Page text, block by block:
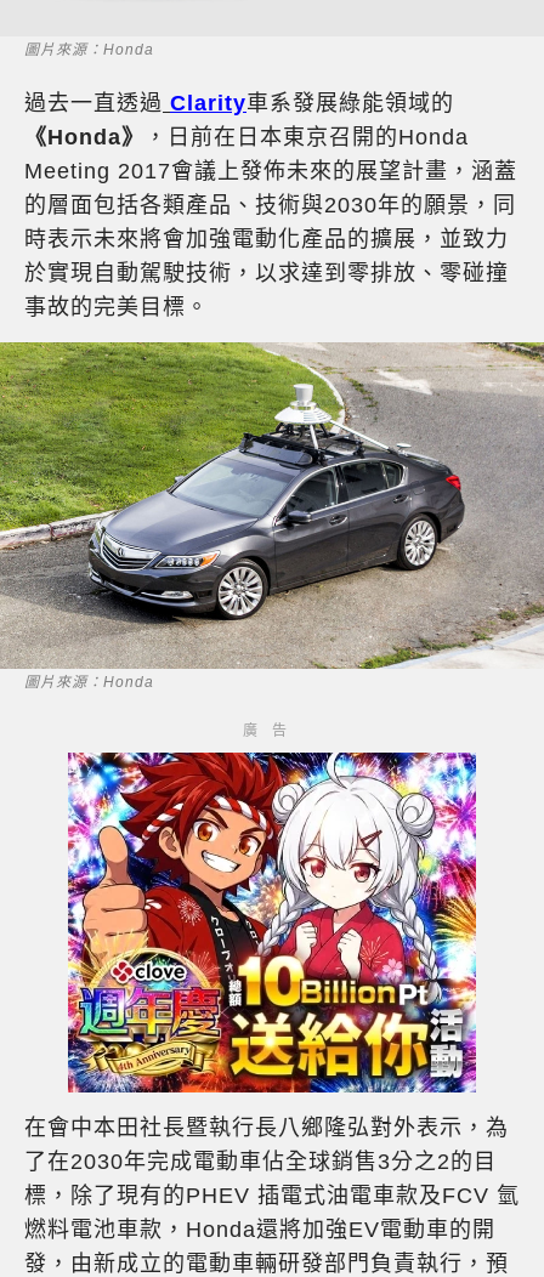
圖片來源：Honda
過去一直透過 Clarity車系發展綠能領域的
《Honda》
，日前在日本東京召開的Honda
Meeting 2017會議上發佈未來的展望計畫，涵蓋
的層面包括各類產品、技術與2030年的願景，同
時表示未來將會加強電動化產品的擴展，並致力
於實現自動駕駛技術，以求達到零排放、零碰撞
事故的完美目標。
圖片來源：Honda
在會中本田社長暨執行長八鄉隆弘對外表示，為
了在2030年完成電動車佔全球銷售3分之2的目
標，除了現有的PHEV 插電式油電車款及FCV 氫
燃料電池車款，Honda還將加強EV電動車的開
發，由新成立的電動車輛研發部門負責執行，預